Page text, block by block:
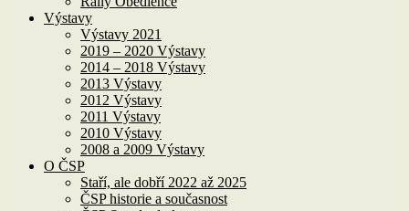
Výstavy
Výstavy 2021
2019 – 2020 Výstavy
2014 – 2018 Výstavy
2013 Výstavy
2012 Výstavy
2011 Výstavy
2010 Výstavy
2008 a 2009 Výstavy
O ČSP
Staří, ale dobří 2022 až 2025
ČSP historie a současnost